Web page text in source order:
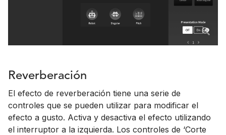
Reverberación
El efecto de reverberación tiene una serie de
controles que se pueden utilizar para modificar el
efecto a gusto. Activa y desactiva el efecto utilizando
el interruptor a la izquierda. Los controles de ‘Corte